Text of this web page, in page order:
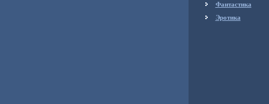
Фантастика
Эротика